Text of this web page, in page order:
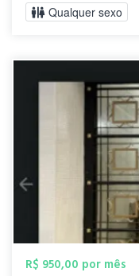
Qualquer sexo
R$ 950,00 por mês